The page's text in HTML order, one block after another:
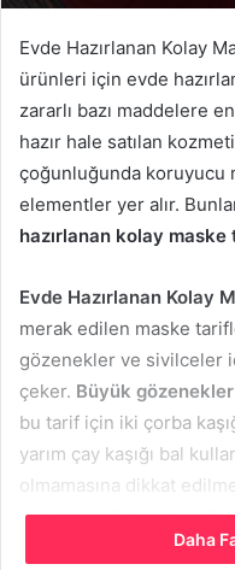
Evde Hazırlanan Kolay
ürünleri için evde
zararlı bazı maddelere
hazır hale satılan
çoğunluğunda koruyucu
elementler yer alır.
hazırlanan kolay
Evde Hazırlanan Kolay
merak edilen maske
gözenekler ve sivilceler
çeker. Büyük
bu tarif için iki çorba
yarım çay kaşığı bal
olmamasına dikkat
kozmetik kili bal ve
ve kuru olan cildeDaha